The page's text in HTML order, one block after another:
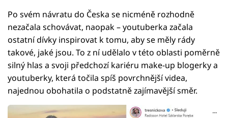
Po svém návratu do Česka se nicméně rozhodně
nezačala schovávat, naopak – youtuberka začala
ostatní dívky inspirovat k tomu, aby se měly rády
takové, jaké jsou. To z ní udělalo v této oblasti poměrně
silný hlas a svoji předchozí kariéru make-up blogerky a
youtuberky, která točila spíš povrchnější videa,
najednou obohatila o podstatně zajímavější směr.